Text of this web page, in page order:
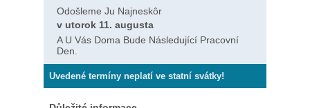
Odošleme Ju Najneskôr
v utorok 11. augusta
A U Vás Doma Bude Následující Pracovní
Den.
Uvedené termíny neplatí ve statní svátky!